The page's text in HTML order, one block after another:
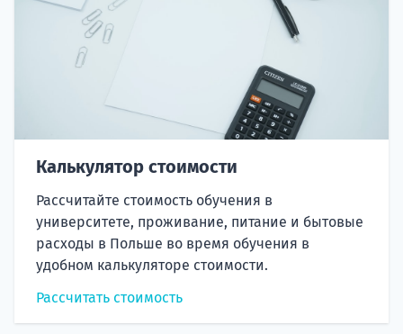
Калькулятор стоимости
Рассчитайте стоимость обучения в
университете, проживание, питание и бытовые
расходы в Польше во время обучения в
удобном калькуляторе стоимости.
Рассчитать стоимость